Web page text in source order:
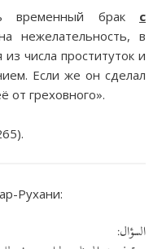
временный брак с
нежелательность, в
числа проституток и
Если же он сделал
от греховного».
Рухани:
:السؤال